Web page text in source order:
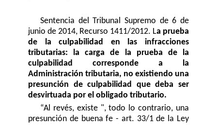
Sentencia del Tribunal Supremo de 6 de
junio de 2014, Recurso 1411/2012. La prueba
de la culpabilidad en las infracciones
tributarias: la carga de la prueba de la
culpabilidad corresponde a la
Administración tributaria, no existiendo una
presunción de culpabilidad que deba ser
desvirtuada por el obligado tributario.
“Al revés, existe ", todo lo contrario, una
presunción de buena fe - art. 33/1 de la Ley